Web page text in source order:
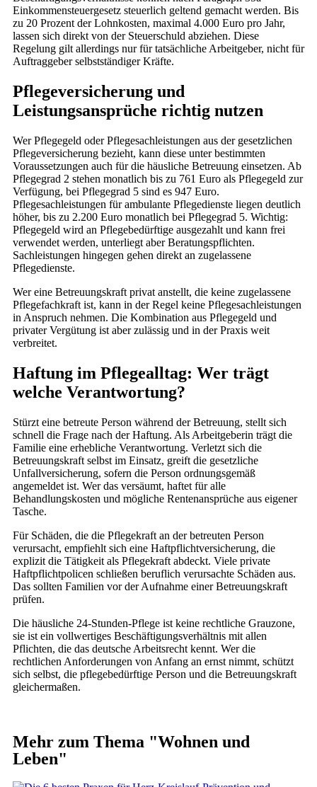
Einkommensteuergesetz steuerlich geltend gemacht werden. Bis
zu 20 Prozent der Lohnkosten, maximal 4.000 Euro pro Jahr,
lassen sich direkt von der Steuerschuld abziehen. Diese
Regelung gilt allerdings nur für tatsächliche Arbeitgeber, nicht für
Auftraggeber selbstständiger Kräfte.
Pflegeversicherung und
Leistungsansprüche richtig nutzen
Wer Pflegegeld oder Pflegesachleistungen aus der gesetzlichen
Pflegeversicherung bezieht, kann diese unter bestimmten
Voraussetzungen auch für die häusliche Betreuung einsetzen. Ab
Pflegegrad 2 stehen monatlich bis zu 761 Euro als Pflegegeld zur
Verfügung, bei Pflegegrad 5 sind es 947 Euro.
Pflegesachleistungen für ambulante Pflegedienste liegen deutlich
höher, bis zu 2.200 Euro monatlich bei Pflegegrad 5. Wichtig:
Pflegegeld wird an Pflegebedürftige ausgezahlt und kann frei
verwendet werden, unterliegt aber Beratungspflichten.
Sachleistungen hingegen gehen direkt an zugelassene
Pflegedienste.
Wer eine Betreuungskraft privat anstellt, die keine zugelassene
Pflegefachkraft ist, kann in der Regel keine Pflegesachleistungen
in Anspruch nehmen. Die Kombination aus Pflegegeld und
privater Vergütung ist aber zulässig und in der Praxis weit
verbreitet.
Haftung im Pflegealltag: Wer trägt
welche Verantwortung?
Stürzt eine betreute Person während der Betreuung, stellt sich
schnell die Frage nach der Haftung. Als Arbeitgeberin trägt die
Familie eine erhebliche Verantwortung. Verletzt sich die
Betreuungskraft selbst im Einsatz, greift die gesetzliche
Unfallversicherung, sofern die Person ordnungsgemäß
angemeldet ist. Wer das versäumt, haftet für alle
Behandlungskosten und mögliche Rentenansprüche aus eigener
Tasche.
Für Schäden, die die Pflegekraft an der betreuten Person
verursacht, empfiehlt sich eine Haftpflichtversicherung, die
explizit die Tätigkeit als Pflegekraft abdeckt. Viele private
Haftpflichtpolicen schließen beruflich verursachte Schäden aus.
Das sollten Familien vor der Aufnahme einer Betreuungskraft
prüfen.
Die häusliche 24-Stunden-Pflege ist keine rechtliche Grauzone,
sie ist ein vollwertiges Beschäftigungsverhältnis mit allen
Pflichten, die das deutsche Arbeitsrecht kennt. Wer die
rechtlichen Anforderungen von Anfang an ernst nimmt, schützt
sich selbst, die pflegebedürftige Person und die Betreuungskraft
gleichermaßen.
Mehr zum Thema "Wohnen und
Leben"